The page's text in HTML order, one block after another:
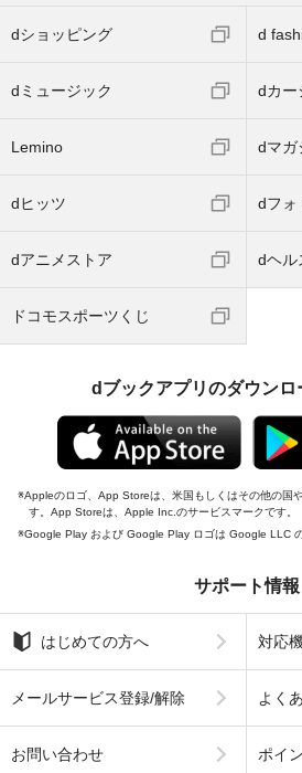
dショッピング d
dミュージック dカー
Lemino dマガ
dヒッツ dフォ
dアニメストア dヘル
ドコモスポーツくじ
dブックアプリのダウンロ
Appleのロゴ、App Storeは、米国もしくはその他の国
す。App Storeは、Apple Inc.のサービスマークです。
Google Play および Google Play ロゴは Google LLC の
サポート情報
はじめての方へ 対応
メールサービス登録/解除 よく
お問い合わせ ポイ